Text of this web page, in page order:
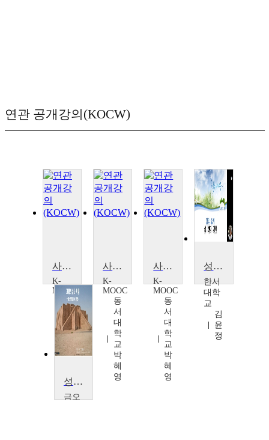
연관 공개강의(KOCW)
사랑에 대하여: 과학으로 배우는 성과 젠더
K-
MOOC
동
서
대
학
교
박
영
사랑에 대하여: 과학으로 배우는 성과 젠더
K-
MOOC
동
서
대
학
교
박
혜
영
사랑에 대하여: 과학으로 배우는 성과 젠더
K-
MOOC
동
서
대
학
교
박
혜
영
성, 젠더, 가족
한서
대학
교
김
윤
정
성과 사랑의 심리학
금오